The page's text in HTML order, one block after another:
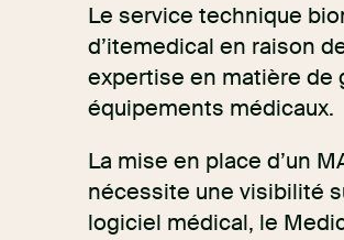
Le service technique
d’itemedical en raison
expertise en matière de
équipements médicaux.
La mise en place d’un
nécessite une visibilité
logiciel médical, le